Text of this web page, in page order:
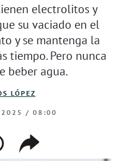
electrolitos y
su vaciado en el
y se mantenga la
tiempo. Pero nunca
beber agua.
LÓPEZ
2025 / 08:00
compartir
enlace